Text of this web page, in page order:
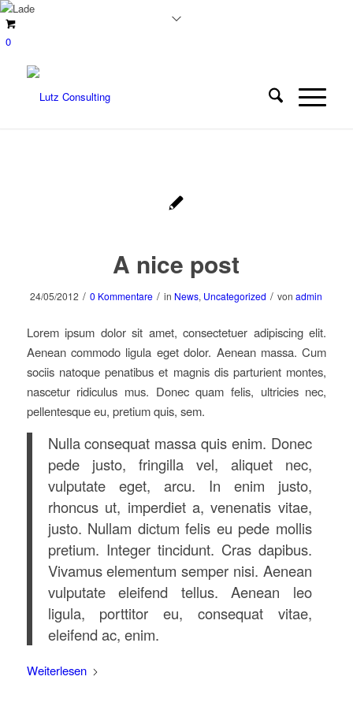
0
A nice post
24/05/2012 / 0 Kommentare / in News, Uncategorized / vonadmin
Lorem ipsum dolor sit amet, consectetuer adipiscing elit.
Aenean commodo ligula eget dolor. Aenean massa. Cum
sociis natoque penatibus et magnis dis parturient montes,
nascetur ridiculus mus. Donec quam felis, ultricies nec,
pellentesque eu, pretium quis, sem.
Nulla consequat massa quis enim. Donec
pede justo, fringilla vel, aliquet nec,
vulputate eget, arcu. In enim justo,
rhoncus ut, imperdiet a, venenatis vitae,
justo. Nullam dictum felis eu pede mollis
pretium. Integer tincidunt. Cras dapibus.
Vivamus elementum semper nisi. Aenean
vulputate eleifend tellus. Aenean leo
ligula, porttitor eu, consequat vitae,
eleifend ac, enim.
Weiterlesen